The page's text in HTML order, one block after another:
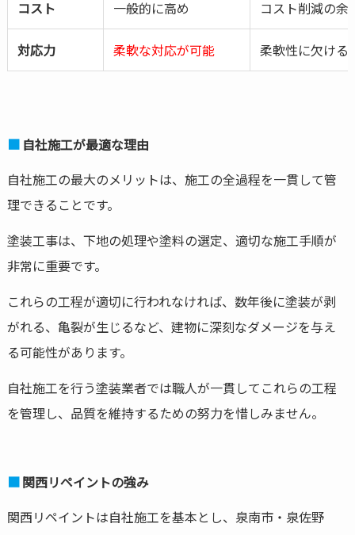
コスト 一般的に高め コスト削減の余
対応力 柔軟な対応が可能 柔軟性に欠ける
自社施工が最適な理由
自社施工の最大のメリットは、施工の全過程を一貫して管
理できることです。
塗装工事は、下地の処理や塗料の選定、適切な施工手順が
非常に重要です。
これらの工程が適切に行われなければ、数年後に塗装が剥
がれる、亀裂が生じるなど、建物に深刻なダメージを与え
る可能性があります。
自社施工を行う塗装業者では職人が一貫してこれらの工程
を管理し、品質を維持するための努力を惜しみません。
関西リペイントの強み
関西リペイントは自社施工を基本とし、泉南市・泉佐野